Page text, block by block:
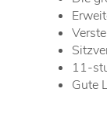
11-
Gute